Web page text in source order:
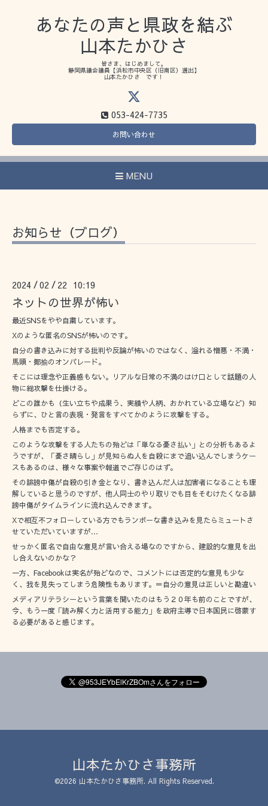
あなたの声と県政を結ぶ
山本たかひさ
皆さま、はじめまして。
静岡県議会議員【浜松市中央区（旧南区）選出】
山本たかひさ です！
053-424-7735
お問い合わせ
MENU
お知らせ（ブログ）
2024 /02 / 22 10:19
ネットの世界が怖い
最近SNSをやや自粛しています。
Xのような匿名のSNSが怖いのです。
自分の書き込みに対する批判や反論が怖いのではなく、溢れる憎悪・不満・
馬頭・揶揄のオンパレード。
そこには理念や正義感もない。リアルな日常の不満のはけ口として話題の人
物に総攻撃を仕掛ける。
どこの誰かも（生い立ちや成果う、実績や人柄、おかれている立場など）知
らずに、ひと言の表現・発言をすべてかのように攻撃をする。
人格までも否定する。
このような攻撃をする人たちの殆どは「単なる憂さ払い」との分析もあるよ
うですが、「憂さ晴らし」が見知らぬ人を自殺にまで追い込んでしまうケー
スもあるのは、様々な事案や報道でご存じのはず。
その誹謗中傷が自殺の引き金となり、書き込んだ人は加害者になることも理
解していると思うのですが、他人同士のやり取りでも目をそむけたくなる誹
謗中傷がタイムラインに流れ込んできます。
Xで相互不フォローしている方でもランボーな書き込みを見たらミュートさ
せていただいていますが…
せっかく匿名で自由な意見が言い合える場なのですから、建設的な意見を出
し合えないのかな？
一方、Facebookは実名が殆どなので、コメントには否定的な意見も少な
く、我を見失ってしまう危険性もあります。＝自分の意見は正しいと勘違い
メディアリテラシーという言葉を聞いたのはもう２０年も前のことですが、
今、もう一度「読み解く力と活用する能力」を政府主導で日本国民に啓蒙す
る必要があると感じます。
山本たかひさ事務所
©2026 山本たかひさ事務所. All Rights Reserved.